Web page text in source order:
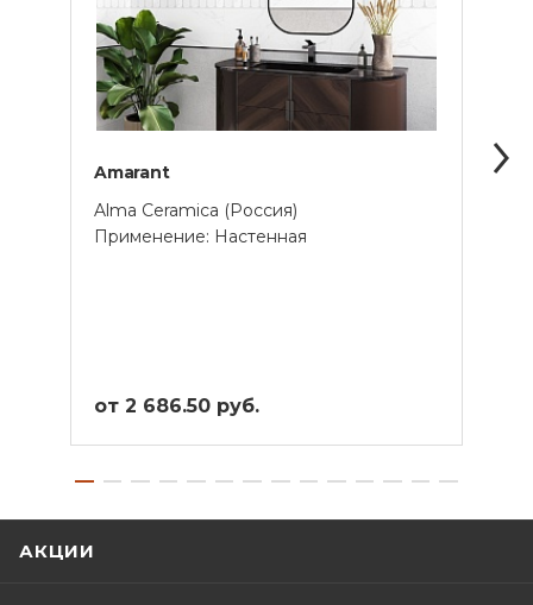
Amarant
Alma Ceramica (Россия)
Применение: Настенная
от 2 686.50 руб.
АКЦИИ